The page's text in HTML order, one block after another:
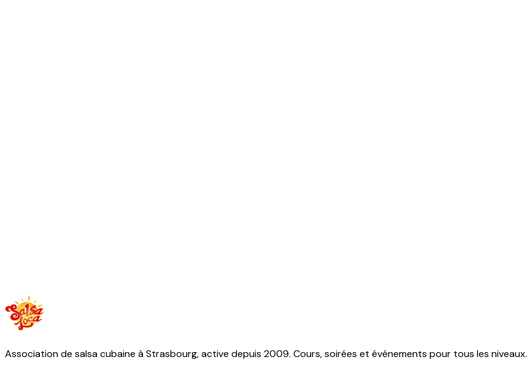
Association de salsa cubaine à Strasbourg, active depuis 2009. Cours, soirées et événements pour tous les niveaux.